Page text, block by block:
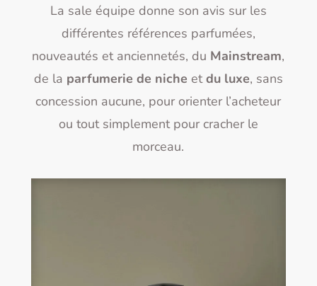
La sale équipe donne son avis sur les
différentes références parfumées,
nouveautés et anciennetés, du Mainstream,
de la parfumerie de niche etdu luxe, sans
concession aucune, pour orienter l’acheteur
ou tout simplement pour cracher le
morceau.